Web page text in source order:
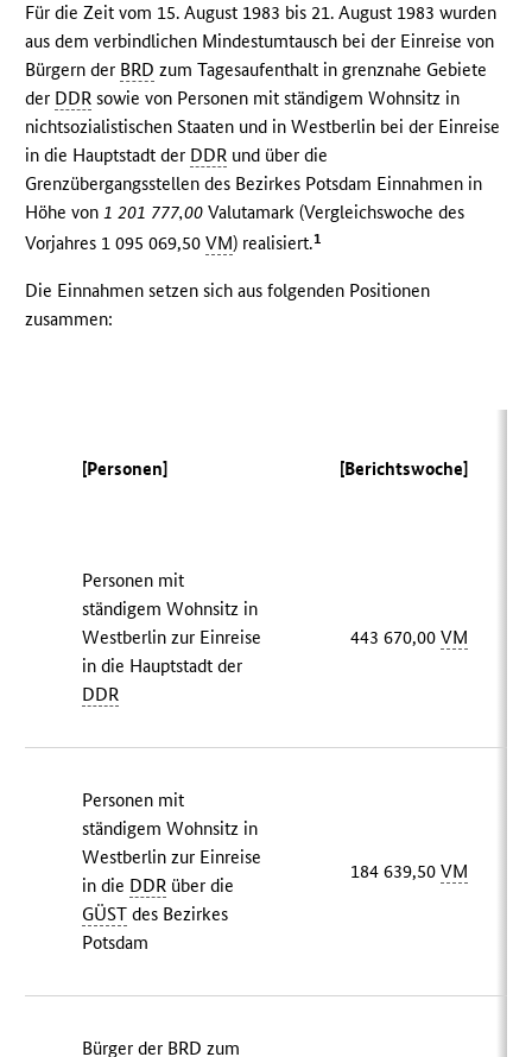
Für die Zeit vom 15. August 1983 bis 21. August 1983 wurden
aus dem verbindlichen Mindestumtausch bei der Einreise von
Bürgern der BRD zum Tagesaufenthalt in grenznahe Gebiete
der DDR sowie von Personen mit ständigem Wohnsitz in
nichtsozialistischen Staaten und in Westberlin bei der Einreise
in die Hauptstadt der DDR und über die
Grenzübergangsstellen des Bezirkes Potsdam Einnahmen in
Höhe von1 201 777,00 Valutamark (Vergleichswoche des
Vorjahres 1 095 069,50VM) realisiert.1
Die Einnahmen setzen sich aus folgenden Positionen
zusammen:
[Personen] [Berichtswoche]
Personen mit
ständigem Wohnsitz in
Westberlin zur Einreise
in die Hauptstadt der
DDR
443 670,00VM
Personen mit
ständigem Wohnsitz in
Westberlin zur Einreise
in die DDR über die
GÜST des Bezirkes
Potsdam
184 639,50VM
Bürger der BRD zum